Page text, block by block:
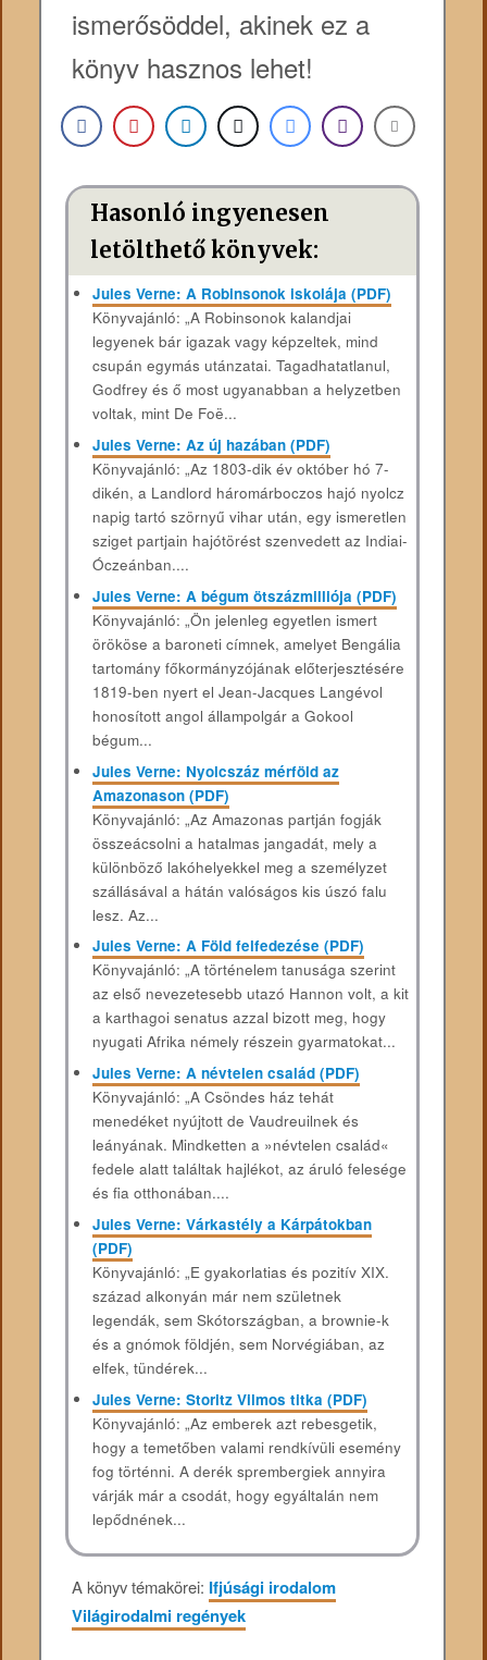
ismerősöddel, akinek ez a
könyv hasznos lehet!
Hasonló ingyenesen
letölthető könyvek:
Jules Verne: A Robinsonok iskolája (PDF)
Könyvajánló: „A Robinsonok kalandjai
legyenek bár igazak vagy képzeltek, mind
csupán egymás utánzatai. Tagadhatatlanul,
Godfrey és ő most ugyanabban a helyzetben
voltak, mint De Foë...
Jules Verne: Az új hazában (PDF)
Könyvajánló: „Az 1803-dik év október hó 7-
dikén, a Landlord háromárboczos hajó nyolcz
napig tartó szörnyű vihar után, egy ismeretlen
sziget partjain hajótörést szenvedett az Indiai-
Óczeánban....
Jules Verne: A bégum ötszázmilliója (PDF)
Könyvajánló: „Ön jelenleg egyetlen ismert
örököse a baroneti címnek, amelyet Bengália
tartomány főkormányzójának előterjesztésére
1819-ben nyert el Jean-Jacques Langévol
honosított angol állampolgár a Gokool
bégum...
Jules Verne: Nyolcszáz mérföld az
Amazonason (PDF)
Könyvajánló: „Az Amazonas partján fogják
összeácsolni a hatalmas jangadát, mely a
különböző lakóhelyekkel meg a személyzet
szállásával a hátán valóságos kis úszó falu
lesz. Az...
Jules Verne: A Föld felfedezése (PDF)
Könyvajánló: „A történelem tanusága szerint
az első nevezetesebb utazó Hannon volt, a kit
a karthagoi senatus azzal bizott meg, hogy
nyugati Afrika némely részein gyarmatokat...
Jules Verne: A névtelen család (PDF)
Könyvajánló: „A Csöndes ház tehát
menedéket nyújtott de Vaudreuilnek és
leányának. Mindketten a »névtelen család«
fedele alatt találtak hajlékot, az áruló felesége
és fia otthonában....
Jules Verne: Várkastély a Kárpátokban
(PDF)
Könyvajánló: „E gyakorlatias és pozitív XIX.
század alkonyán már nem születnek
legendák, sem Skótországban, a brownie-k
és a gnómok földjén, sem Norvégiában, az
elfek, tündérek...
Jules Verne: Storitz Vilmos titka (PDF)
Könyvajánló: „Az emberek azt rebesgetik,
hogy a temetőben valami rendkívüli esemény
fog történni. A derék sprembergiek annyira
várják már a csodát, hogy egyáltalán nem
lepődnének...
A könyv témakörei: Ifjúsági irodalom
Világirodalmi regények